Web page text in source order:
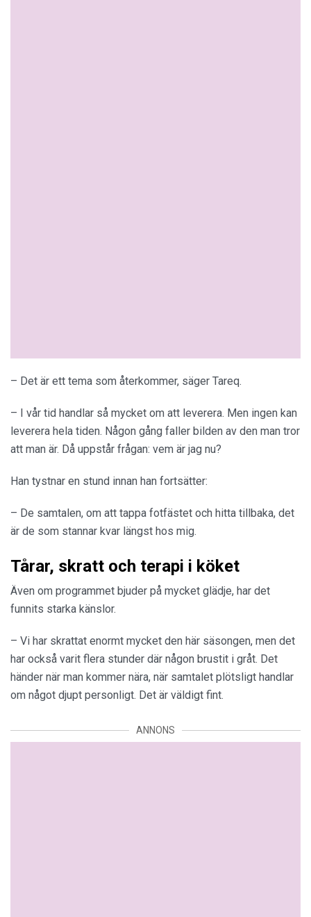
– Det är ett tema som återkommer, säger Tareq.
– I vår tid handlar så mycket om att leverera. Men ingen kan
leverera hela tiden. Någon gång faller bilden av den man tror
att man är. Då uppstår frågan: vem är jag nu?
Han tystnar en stund innan han fortsätter:
– De samtalen, om att tappa fotfästet och hitta tillbaka, det
är de som stannar kvar längst hos mig.
Tårar, skratt och terapi i köket
Även om programmet bjuder på mycket glädje, har det
funnits starka känslor.
– Vi har skrattat enormt mycket den här säsongen, men det
har också varit flera stunder där någon brustit i gråt. Det
händer när man kommer nära, när samtalet plötsligt handlar
om något djupt personligt. Det är väldigt fint.
ANNONS